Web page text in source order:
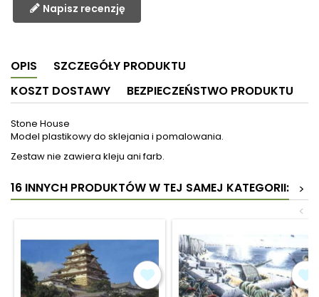
Napisz recenzję
OPIS
SZCZEGÓŁY PRODUKTU
KOSZT DOSTAWY
BEZPIECZEŃSTWO PRODUKTU
Stone House
Model plastikowy do sklejania i pomalowania.
Zestaw nie zawiera kleju ani farb.
16 INNYCH PRODUKTÓW W TEJ SAMEJ KATEGORII:
>
<